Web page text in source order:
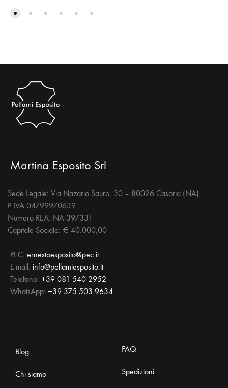
Martina Esposito Srl
Sede Legale: Via Nazario Sauro, 30 – 80026 Casoria (NA)
P.IVA 04799970639
Numero REA: NA-397331
Capitale Sociale: € 40.000,00
PEC: ernestoesposito@pec.it
E-mail: info@pellamiesposito.it
Telefono: +39 081 540 2952
WhatsApp: +39 375 503 9634
Blog
Chi siamo
FAQ
Spedizioni